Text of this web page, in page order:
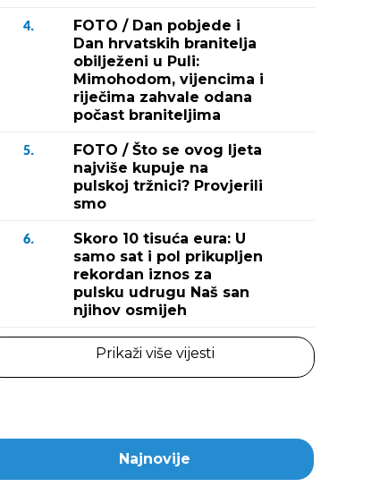
(Snimio Duško
4.
FOTO / Dan pobjede i
Dan hrvatskih branitelja
obilježeni u Puli:
Mimohodom, vijencima i
riječima zahvale odana
počast braniteljima
5.
FOTO / Što se ovog ljeta
najviše kupuje na
pulskoj tržnici? Provjerili
smo
6.
Skoro 10 tisuća eura: U
samo sat i pol prikupljen
rekordan iznos za
pulsku udrugu Naš san
njihov osmijeh
Prikaži više vijesti
Najnovije